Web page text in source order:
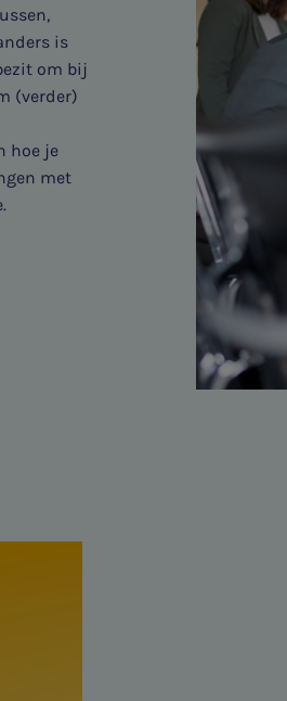
is
om bij
(verder)
hoe je
met